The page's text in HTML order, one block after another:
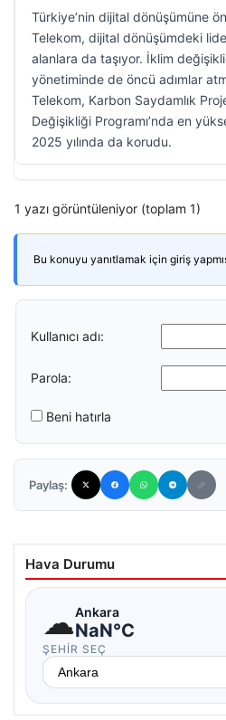
Türkiye’nin dijital dönüşümüne
Telekom, dijital dönüşümdeki
alanlara da taşıyor. İklim
yönetiminde de öncü adımlar
Telekom, Karbon Saydamlık
Değişikliği Programı’nda en
2025 yılında da korudu.
1 yazı görüntüleniyor (toplam 1)
Bu konuyu yanıtlamak için giriş
Kullanıcı adı:
Parola:
Beni hatırla
Paylaş:
Hava Durumu
☁Ankara
NaN°C
ŞEHIR SEÇ